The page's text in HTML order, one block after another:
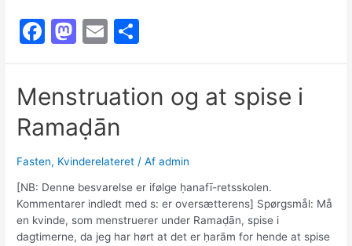
ikke-
maḥram
mænd
F
a
e
b
o
o
k
M
a
st
o
d
o
n
E
m
ai
l
h
e
Menstruation og at spise i
Ramaḍān
Fasten, Kvinderelateret / Afadmin
[NB: Denne besvarelse er ifølge ḥanafī-retsskolen.
Kommentarer indledt med s: er oversætterens] Spørgsmål: Må
en kvinde, som menstruerer under Ramaḍān, spise i
dagtimerne, da jeg har hørt at det er ḥarām for hende at spise